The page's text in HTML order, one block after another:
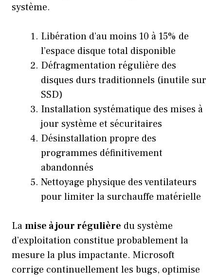
système.
Libération d’au moins 10 à 15% de
l’espace disque total disponible
Défragmentation régulière des
disques durs traditionnels (inutile sur
SSD)
Installation systématique des mises à
jour système et sécuritaires
Désinstallation propre des
programmes définitivement
abandonnés
Nettoyage physique des ventilateurs
pour limiter la surchauffe matérielle
Lamise à jour régulière du système
d’exploitation constitue probablement la
mesure la plus impactante. Microsoft
corrige continuellement les bugs, optimise